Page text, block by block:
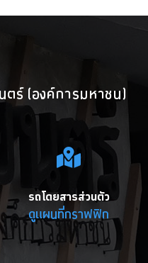
ตร์ (องค์การมหาชน)
รถโดยสารส่วนตัว
ดูแผนที่กราฟฟิก